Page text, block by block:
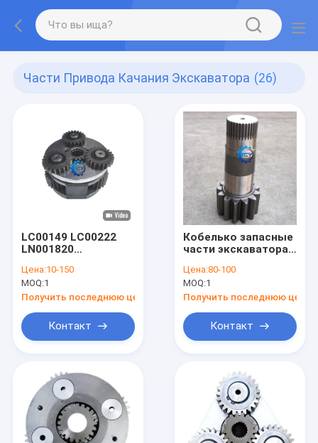
Части Привода Качания Экскаватора (26)
LC00149 LC00222
LN001820
солнечная
колебательная
редукторная
штанга Cx210 Sh210
Цена:10-150
MOQ:1
Получить последнюю цену
Контакт
Кобелько запасные
части экскаватора
YN32W01056P1
SK200-8 Swing Shaft
Pinion
Цена:80-100
MOQ:1
Получить последнюю цену
Контакт